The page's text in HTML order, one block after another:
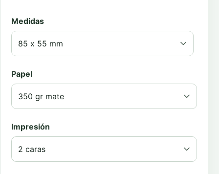
Medidas
Papel
Impresión